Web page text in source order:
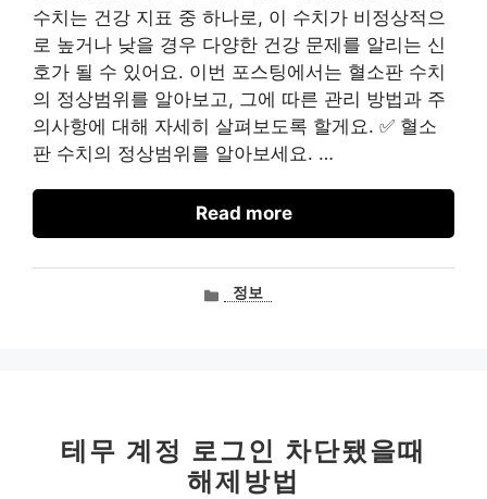
수치는 건강 지표 중 하나로, 이 수치가 비정상적으
로 높거나 낮을 경우 다양한 건강 문제를 알리는 신
호가 될 수 있어요. 이번 포스팅에서는 혈소판 수치
의 정상범위를 알아보고, 그에 따른 관리 방법과 주
의사항에 대해 자세히 살펴보도록 할게요. ✅ 혈소
판 수치의 정상범위를 알아보세요. …
Read more
카정보
테무 계정 로그인 차단됐을때
해제방법